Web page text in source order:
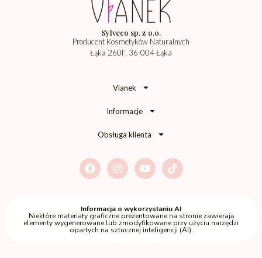
Sylveco sp. z o.o.
Producent Kosmetyków Naturalnych
Łąka 260F, 36-004 Łąka
Vianek
Informacje
Obsługa klienta
Informacja o wykorzystaniu AI
Niektóre materiały graficzne prezentowane na stronie zawierają
elementy wygenerowane lub zmodyfikowane przy użyciu narzędzi
opartych na sztucznej inteligencji (AI).